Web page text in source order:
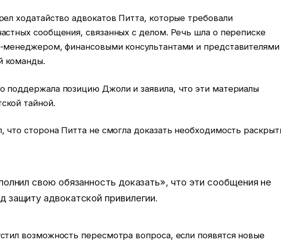
ходатайство адвокатов Питта, которые требовали
сообщения, связанных с делом. Речь шла о переписке
финансовыми консультантами и представителями
команды.
поддержала позицию Джоли и заявила, что эти материалы
тайной.
что сторона Питта не смогла доказать необходимость
свою обязанность доказать», что эти сообщения не
защиту адвокатской привилегии.
возможность пересмотра вопроса, если появятся новые